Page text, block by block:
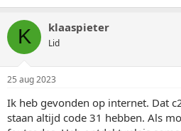
K klaaspieter
Lid
25 aug 2023
Ik heb gevonden op internet. Dat
staan altijd code 31 hebben. Als